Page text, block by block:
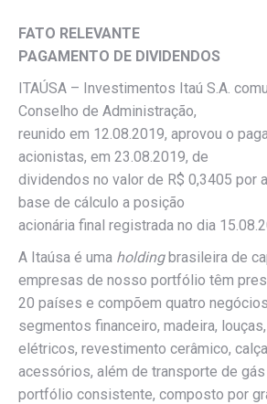
FATO RELEVANTE
PAGAMENTO DE DIVIDENDOS
ITAÚSA – Investimentos Itaú S.A.
Conselho de Administração,
reunido em 12.08.2019, aprovou o
acionistas, em 23.08.2019, de
dividendos no valor de R$ 0,3405 por
base de cálculo a posição
acionária final registrada no dia
A Itaúsa é uma holdingbrasileira de
empresas de nosso portfólio têm
20 países e compõem quatro
segmentos financeiro, madeira,
elétricos, revestimento cerâmico,
acessórios, além de transporte de gás
portfólio consistente, composto por